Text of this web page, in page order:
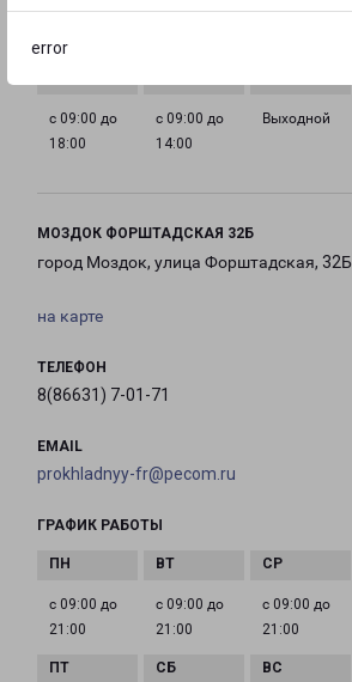
error
с 09:00 до
с 09:00 до
с 09:00 до
с 09:00 до
18:00
с 09:00 до
14:00
Выходной
МОЗДОК ФОРШТАДСКАЯ 32Б
город Моздок, улица Форштадская, 32Б
на карте
ТЕЛЕФОН
8(86631) 7-01-71
EMAIL
prokhladnyy-fr@pecom.ru
ГРАФИК РАБОТЫ
с 09:00 до
21:00
с 09:00 до
21:00
с 09:00 до
21:00